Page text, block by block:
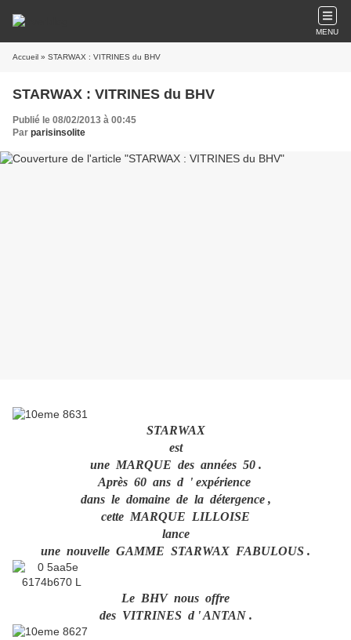
MENU
Accueil » STARWAX : VITRINES du BHV
STARWAX : VITRINES du BHV
Publié le 08/02/2013 à 00:45
Par parisinsolite
STARWAX
est
une MARQUE des années 50 .
Après 60 ans d ' expérience
dans le domaine de la détergence ,
cette MARQUE LILLOISE
lance
une nouvelle GAMME STARWAX FABULOUS .
Le BHV nous offre
des VITRINES d ' ANTAN .